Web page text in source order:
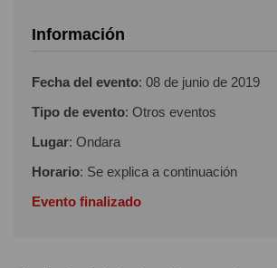
Información
Fecha del evento: 08 de junio de 2019
Tipo de evento: Otros eventos
Lugar: Ondara
Horario: Se explica a continuación
Evento finalizado